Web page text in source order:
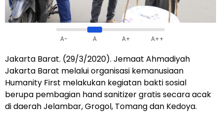
A- A A+ A++
Jakarta Barat. (29/3/2020). Jemaat Ahmadiyah
Jakarta Barat melalui organisasi kemanusiaan
Humanity First melakukan kegiatan bakti sosial
berupa pembagian hand sanitizer gratis secara acak
di daerah Jelambar, Grogol, Tomang dan Kedoya.